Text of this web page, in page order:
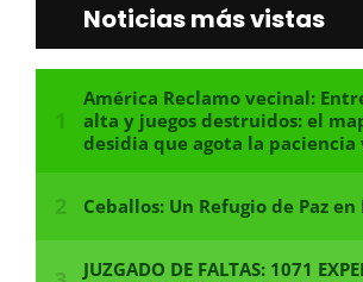
Noticias más vistas